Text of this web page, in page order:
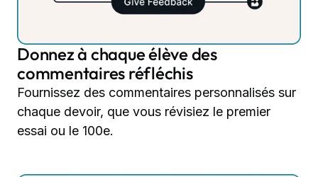
Donnez à chaque élève des
commentaires réfléchis
Fournissez des commentaires personnalisés sur
chaque devoir, que vous révisiez le premier
essai ou le 100e.